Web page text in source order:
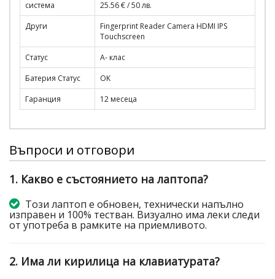
система
25.56 € / 50 лв.
Други
Fingerprint Reader Camera HDMI IPS
Touchscreen
Статус
A- клас
Батерия Статус
OK
Гаранция
12 месеца
Въпроси и отговори
1. Какво е състоянието на лаптопа?
Този лаптоп е обновен, технически напълно
изправен и 100% тестван. Визуално има леки следи
от употреба в рамките на приемливото.
2. Има ли кирилица на клавиатурата?